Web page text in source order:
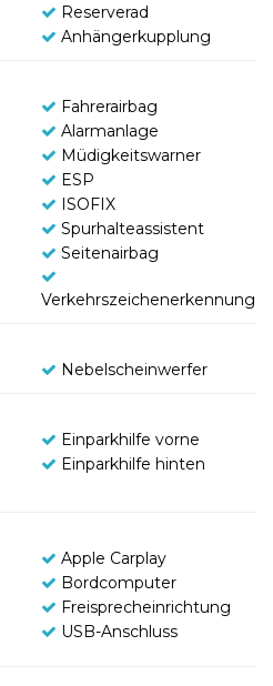
Reserverad
Anhängerkupplung
Fahrerairbag
Alarmanlage
Müdigkeitswarner
ESP
ISOFIX
Spurhalteassistent
Seitenairbag
Verkehrszeichenerkennung
Nebelscheinwerfer
Einparkhilfe vorne
Einparkhilfe hinten
Apple Carplay
Bordcomputer
Freisprecheinrichtung
USB-Anschluss